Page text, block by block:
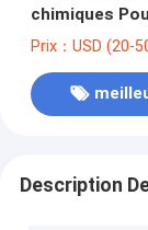
chimiques
Prix：USD (20-
Description